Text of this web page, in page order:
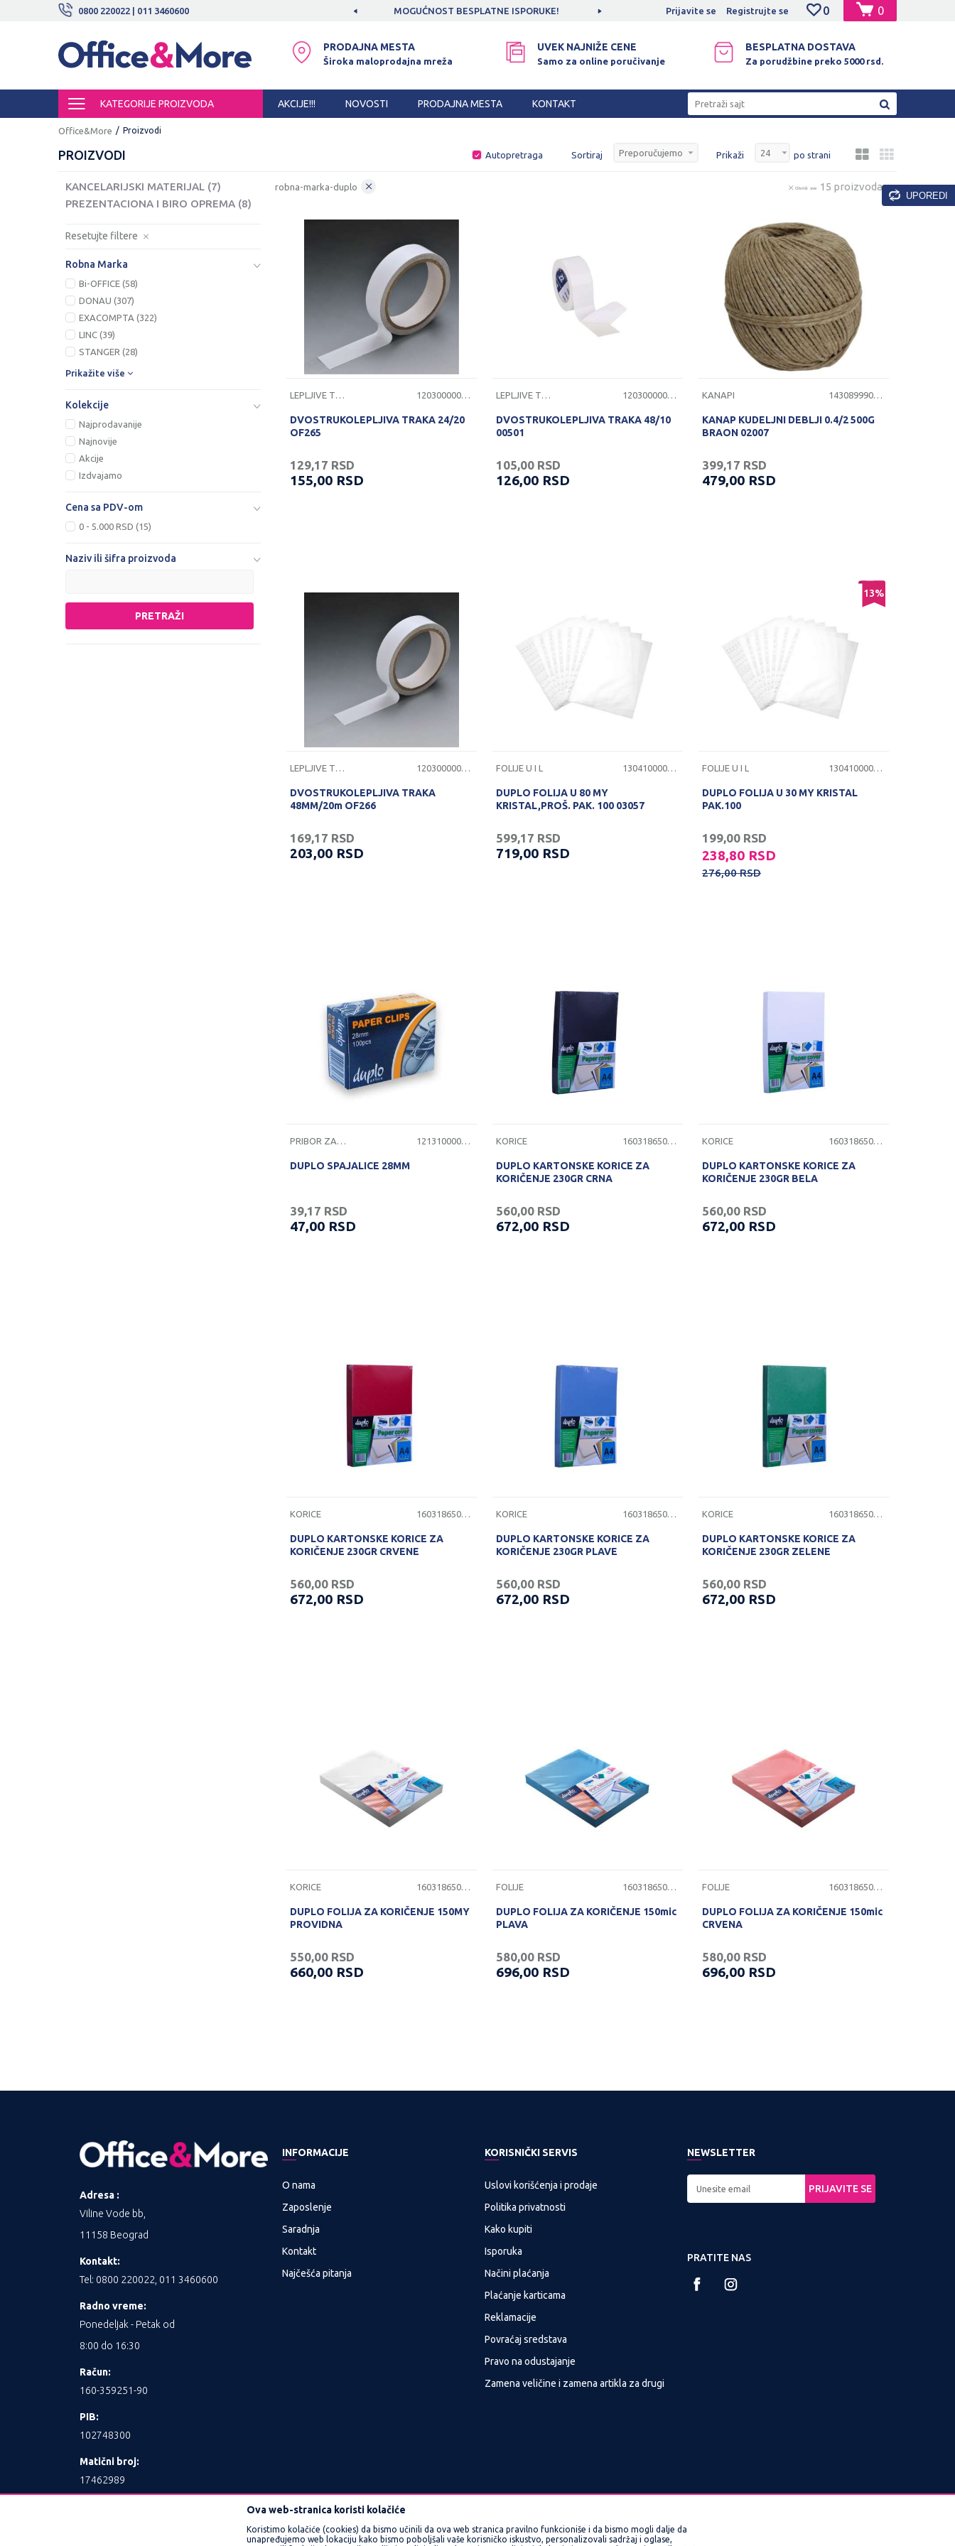
0800 220022 | 011 3460600
ISPORUKE! SIGURNO PLAĆANJE PLATNIM KARTICAMA! MOGUĆNOST BESPLATNE ISPORUKE! SIGURNO PLAĆANJE PLATNIM KARTICAMA! 0
0
Prijavite se Registrujte se
PRODAJNA MESTA
Široka maloprodajna mreža
UVEK NAJNIŽE CENE
Samo za online poručivanje
BESPLATNA DOSTAVA
Za porudžbine preko 5000 rsd.
KATEGORIJE PROIZVODA AKCIJE!!! NOVOSTI PRODAJNA MESTA KONTAKT Pretraži sajt
UPOREDI
Office&More Proizvodi
PROIZVODI Autopretraga Sortiraj Prikaži po strani
KANCELARIJSKI MATERIJAL (7)
PREZENTACIONA I BIRO OPREMA (8)
Resetujte filtere
Robna Marka
Bi-OFFICE (58)
DONAU (307)
EXACOMPTA (322)
LINC (39)
STANGER (28)
Prikažite više
Kolekcije
Najprodavanije
Najnovije
Akcije
Izdvajamo
Cena sa PDV-om
0 - 5.000 RSD (15)
Naziv ili šifra proizvoda
PRETRAŽI
robna-marka-duplo 15 proizvoda
Obriši sve
LEPLJIVE TRAKE 1203000000102
DVOSTRUKOLEPLJIVA TRAKA 24/20
OF265
129,17 RSD
155,00 RSD
LEPLJIVE TRAKE 1203000000103
DVOSTRUKOLEPLJIVA TRAKA 48/10
00501
105,00 RSD
126,00 RSD
KANAPI 1430899900051
KANAP KUDELJNI DEBLJI 0.4/2 500G
BRAON 02007
399,17 RSD
479,00 RSD
LEPLJIVE TRAKE 1203000000107
DVOSTRUKOLEPLJIVA TRAKA
48MM/20m OF266
169,17 RSD
203,00 RSD
FOLIJE U I L 1304100000027
DUPLO FOLIJA U 80 MY
KRISTAL,PROŠ. PAK. 100 03057
599,17 RSD
719,00 RSD
13%
FOLIJE U I L 1304100000020
DUPLO FOLIJA U 30 MY KRISTAL
PAK.100
199,00 RSD
238,80 RSD
276,00RSD
PRIBOR ZA RADNI STO 1213100000060
DUPLO SPAJALICE 28MM
39,17 RSD
47,00 RSD
KORICE 1603186501110
DUPLO KARTONSKE KORICE ZA
KORIČENJE 230GR CRNA
560,00 RSD
672,00 RSD
KORICE 1603186501111
DUPLO KARTONSKE KORICE ZA
KORIČENJE 230GR BELA
560,00 RSD
672,00 RSD
KORICE 1603186501112
DUPLO KARTONSKE KORICE ZA
KORIČENJE 230GR CRVENE
560,00 RSD
672,00 RSD
KORICE 1603186501113
DUPLO KARTONSKE KORICE ZA
KORIČENJE 230GR PLAVE
560,00 RSD
672,00 RSD
KORICE 1603186501114
DUPLO KARTONSKE KORICE ZA
KORIČENJE 230GR ZELENE
560,00 RSD
672,00 RSD
KORICE 1603186501115
DUPLO FOLIJA ZA KORIČENJE 150MY
PROVIDNA
550,00 RSD
660,00 RSD
FOLIJE 1603186501116
DUPLO FOLIJA ZA KORIČENJE 150mic
PLAVA
580,00 RSD
696,00 RSD
FOLIJE 1603186501117
DUPLO FOLIJA ZA KORIČENJE 150mic
CRVENA
580,00 RSD
696,00 RSD
Adresa :
Viline Vode bb,
11158 Beograd
Kontakt:
Tel: 0800 220022, 011 3460600
Radno vreme:
Ponedeljak - Petak od
8:00 do 16:30
Račun:
160-359251-90
PIB:
102748300
Matični broj:
17462989
INFORMACIJE
O nama
Zaposlenje
Saradnja
Kontakt
Najčešća pitanja
KORISNIČKI SERVIS
Uslovi korišćenja i prodaje
Politika privatnosti
Kako kupiti
Isporuka
Načini plaćanja
Plaćanje karticama
Reklamacije
Povraćaj sredstava
Pravo na odustajanje
Zamena veličine i zamena artikla za drugi
NEWSLETTER
PRIJAVITE SE
PRATITE NAS
Ova web-stranica koristi kolačiće
Koristimo kolačiće (cookies) da bismo učinili da ova web stranica pravilno funkcioniše i da bismo mogli dalje da
unapređujemo web lokaciju kako bismo poboljšali vaše korisničko iskustvo, personalizovali sadržaj i oglase,